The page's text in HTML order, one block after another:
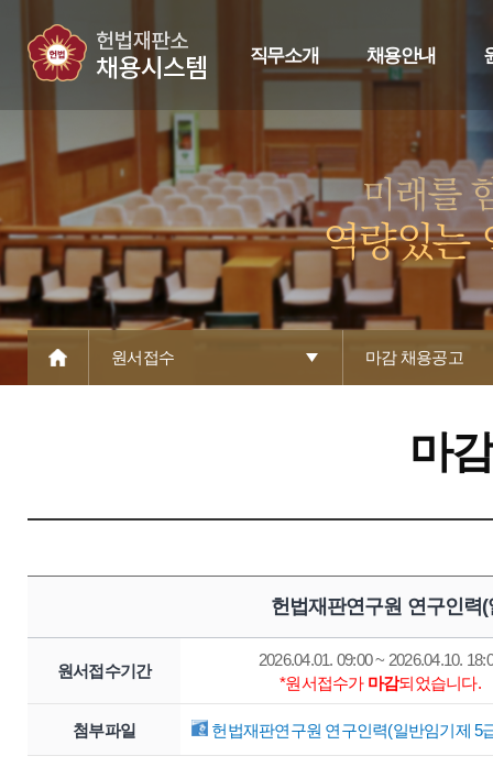
직무소개 채용안내
원서접수 마감 채용공고
마
헌법재판연구원 연구인력
원서접수기간
2026.04.01. 09:00 ~ 2026.04.10.
*원서접수가 마감되었습니다.
첨부파일 헌법재판연구원 연구인력(일반임기제 5